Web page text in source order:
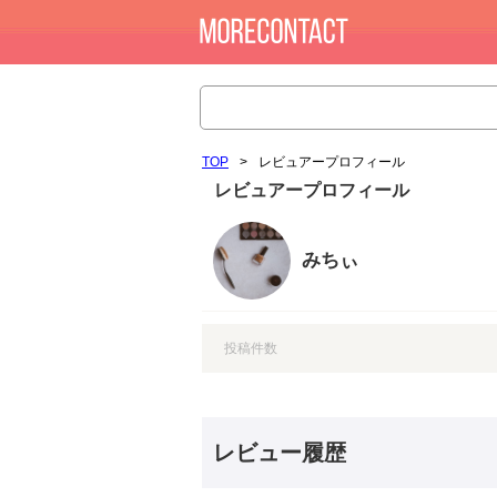
TOP > レビュアープロフィール
レビュアープロフィール
みちぃ
投稿件数
レビュー履歴